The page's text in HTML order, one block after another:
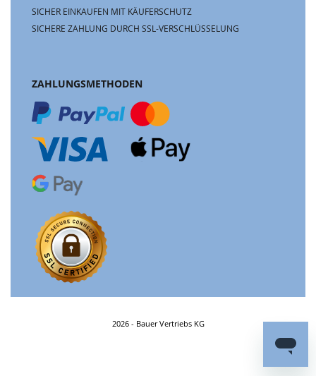
SICHER EINKAUFEN MIT KÄUFERSCHUTZ
SICHERE ZAHLUNG DURCH SSL-VERSCHLÜSSELUNG
ZAHLUNGSMETHODEN
2026 - Bauer Vertriebs KG